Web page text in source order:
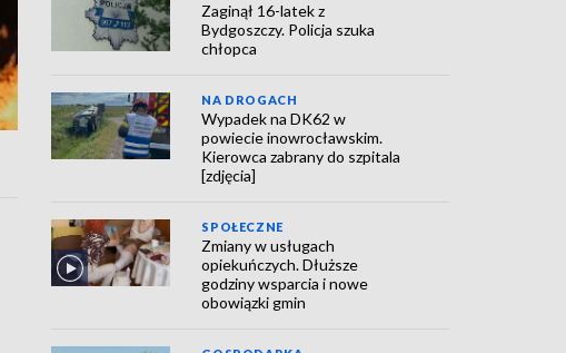
Zaginął 16-latek z
Bydgoszczy. Policja szuka
chłopca
NA DROGACH
Wypadek na DK62 w
powiecie inowrocławskim.
Kierowca zabrany do szpitala
[zdjęcia]
SPOŁECZNE
Zmiany w usługach
opiekuńczych. Dłuższe
godziny wsparcia i nowe
obowiązki gmin